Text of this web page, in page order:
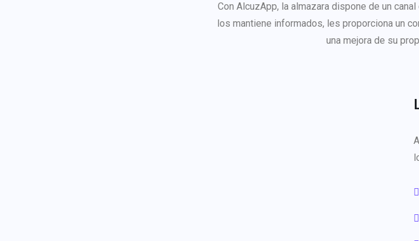
Con AlcuzApp, la almazara dispone de un
los mantiene informados, les proporciona un
una mejora de su